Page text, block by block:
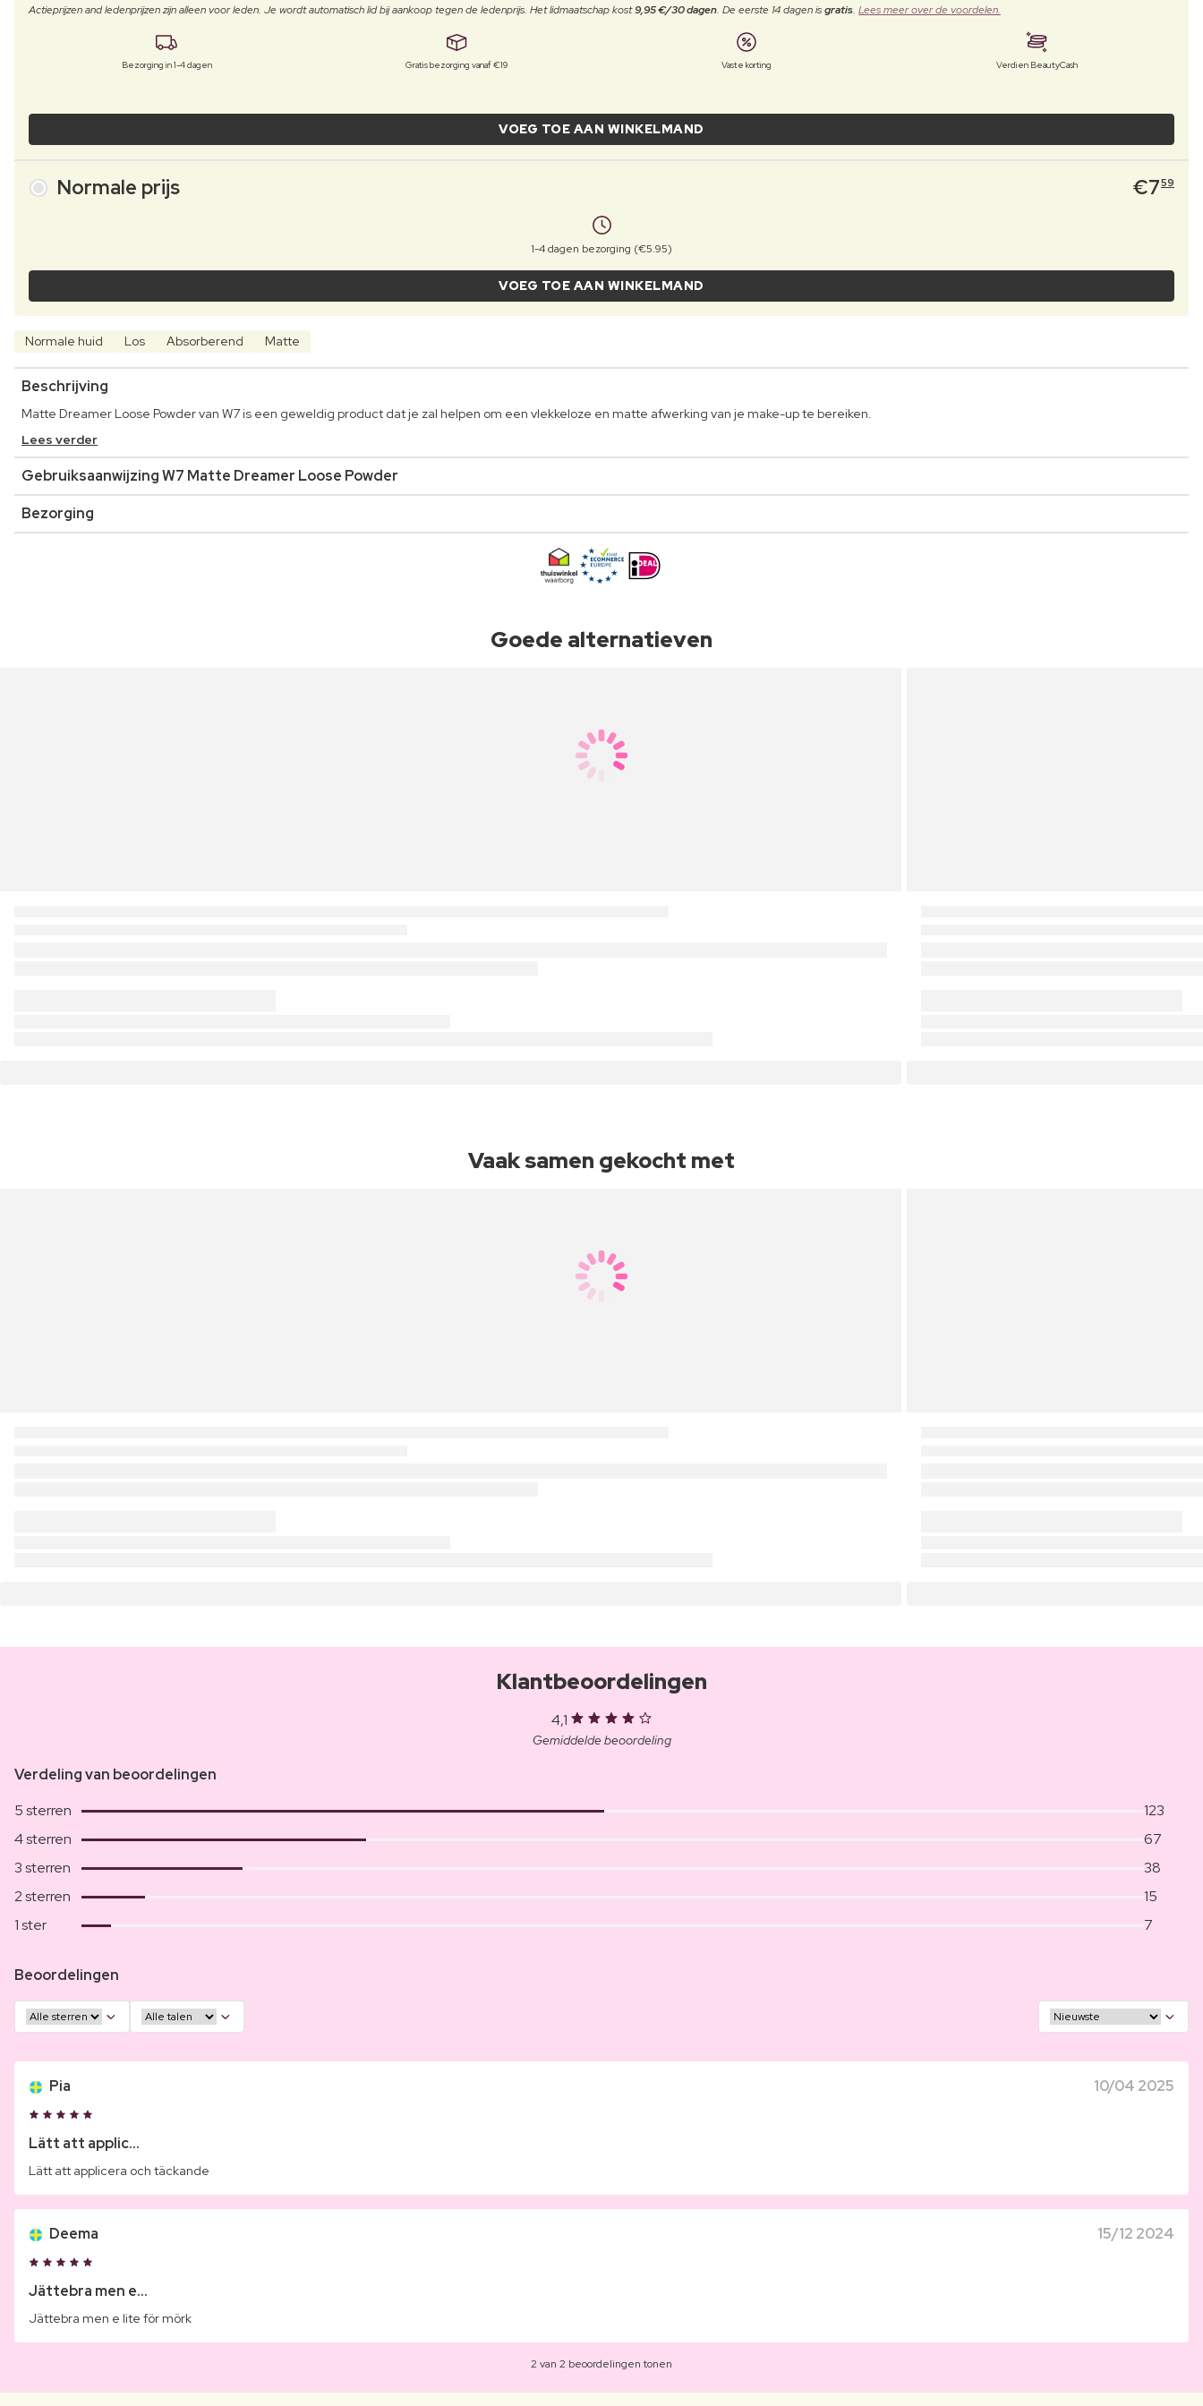
Actieprijzen and ledenprijzen zijn alleen voor leden. Je wordt automatisch lid bij aankoop tegen de ledenprijs. Het lidmaatschap kost9,95 €/30 dagen. De eerste 14 dagen isgratis. Lees meer over de voordelen.
Bezorging in 1-4 dagen Gratis bezorging vanaf €19 Vaste korting Verdien BeautyCash
VOEG TOE AAN WINKELMAND
Normale prijs €759
1-4 dagen bezorging (€5.95)
VOEG TOE AAN WINKELMAND
Normale huid Los Absorberend Matte
Beschrijving
Matte Dreamer Loose Powder van W7 is een geweldig product dat je zal helpen om een vlekkeloze en matte afwerking van je make-up te bereiken.
Lees verder
Gebruiksaanwijzing W7 Matte Dreamer Loose Powder
Bezorging
Goede alternatieven
Vaak samen gekocht met
Klantbeoordelingen
4,1
Gemiddelde beoordeling
Verdeling van beoordelingen
5 sterren
123
4 sterren
67
3 sterren
38
2 sterren
15
1 ster
7
Beoordelingen
Pia 10/04 2025
Lätt att applic...
Lätt att applicera och täckande
Deema 15/12 2024
Jättebra men e...
Jättebra men e lite för mörk
2 van 2 beoordelingen tonen